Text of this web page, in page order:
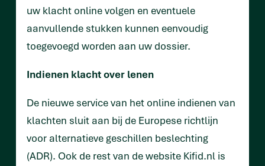
uw klacht online volgen en eventuele
aanvullende stukken kunnen eenvoudig
toegevoegd worden aan uw dossier.
Indienen klacht over lenen
De nieuwe service van het online indienen van
klachten sluit aan bij de Europese richtlijn
voor alternatieve geschillen beslechting
(ADR). Ook de rest van de website Kifid.nl is